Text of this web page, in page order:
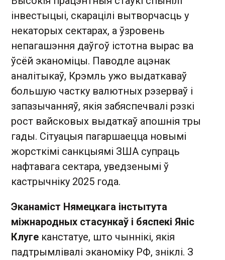
інвестыцыі, скарацілі вытворчасць у
некаторых сектарах, а ўзровень
непагашэння даўгоў істотна вырас ва
ўсёй эканоміцы. Паводле ацэнак
аналітыкаў, Крэмль ужо выдаткаваў
большую частку валютных рэзерваў і
запазычанняў, якія забяспечвалі рэзкі
рост вайсковых выдаткаў апошнія тры
гады. Сітуацыя пагаршаецца новымі
жорсткімі санкцыямі ЗША супраць
нафтавага сектара, уведзенымі ў
кастрычніку 2025 года.
Эканаміст Нямецкага інстытута
міжнародных стасункаў і бяспекі Яніс
Клуге канстатуе, што чыннікі, якія
падтрымлівалі эканоміку РФ, зніклі. З